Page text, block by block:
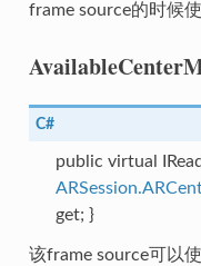
frame source的时候使
C#
public virtual
get; }
该frame source可以